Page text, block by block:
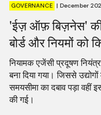
GOVERNANCE | December
'ईज़ ऑफ़ बिज़नेस' की
बोर्ड और नियमों को
नियामक एजेंसी प्रदूषण
बना दिया गया। जिससे
समयसीमा का दबाव पड़ा
की गई।